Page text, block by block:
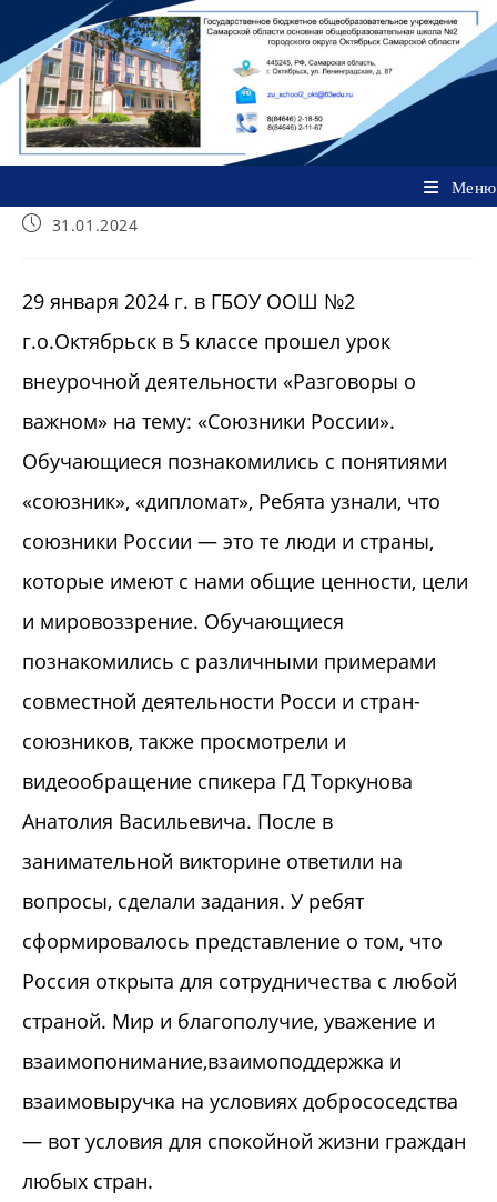
содержимому
Меню
Запись31.01.2024
29 января 2024 г. в ГБОУ ООШ №2
г.о.Октябрьск в 5 классе прошел урок
внеурочной деятельности «Разговоры о
важном» на тему: «Союзники России».
Обучающиеся познакомились с понятиями
«союзник», «дипломат», Ребята узнали, что
союзники России — это те люди и страны,
которые имеют с нами общие ценности, цели
и мировоззрение. Обучающиеся
познакомились с различными примерами
совместной деятельности Росси и стран-
союзников, также просмотрели и
видеообращение спикера ГД Торкунова
Анатолия Васильевича. После в
занимательной викторине ответили на
вопросы, сделали задания. У ребят
сформировалось представление о том, что
Россия открыта для сотрудничества с любой
страной. Мир и благополучие, уважение и
взаимопонимание,взаимоподдержка и
взаимовыручка на условиях добрососедства
— вот условия для спокойной жизни граждан
любых стран.